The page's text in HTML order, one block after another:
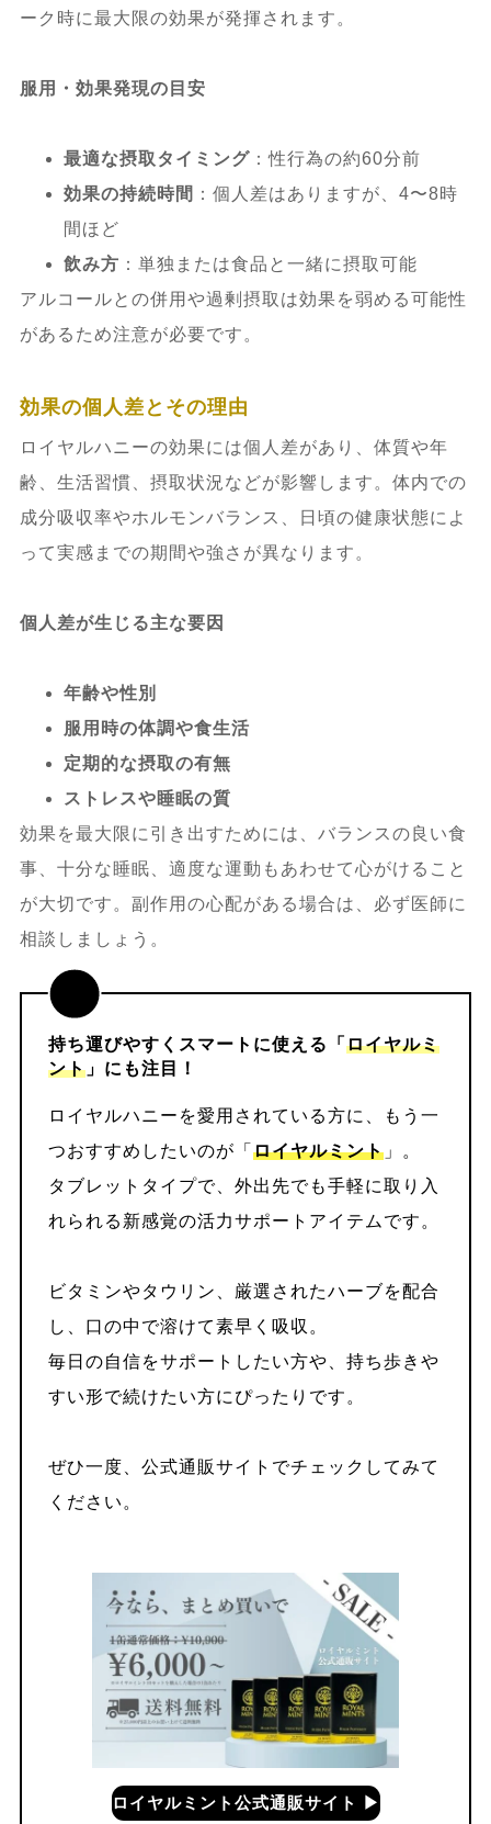
ーク時に最大限の効果が発揮されます。
服用・効果発現の目安
最適な摂取タイミング：性行為の約60分前
効果の持続時間 ：個人差はありますが、4〜8時
間ほど
飲み方 ：単独または食品と一緒に摂取可能
アルコールとの併用や過剰摂取は効果を弱める可能性
があるため注意が必要です。
効果の個人差とその理由
ロイヤルハニーの効果には個人差があり、体質や年
齢、生活習慣、摂取状況などが影響します。体内での
成分吸収率やホルモンバランス、日頃の健康状態によ
って実感までの期間や強さが異なります。
個人差が生じる主な要因
年齢や性別
服用時の体調や食生活
定期的な摂取の有無
ストレスや睡眠の質
効果を最大限に引き出すためには、バランスの良い食
事、十分な睡眠、適度な運動もあわせて心がけること
が大切です。副作用の心配がある場合は、必ず医師に
相談しましょう。
持ち運びやすくスマートに使える「 ロイヤルミ
ント」にも注目！
ロイヤルハニーを愛用されている方に、もう一
つおすすめしたいのが「 ロイヤルミント」。
タブレットタイプで、外出先でも手軽に取り入
れられる新感覚の活力サポートアイテムです。
ビタミンやタウリン、厳選されたハーブを配合
し、口の中で溶けて素早く吸収。
毎日の自信をサポートしたい方や、持ち歩きや
すい形で続けたい方にぴったりです。
ぜひ一度、公式通販サイトでチェックしてみて
ください。
ロイヤルミント公式通販サイト ▶︎